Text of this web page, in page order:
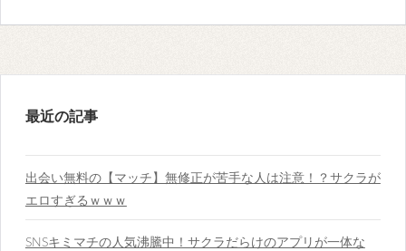
最近の記事
出会い無料の【マッチ】無修正が苦手な人は注意！？サクラが
エロすぎるｗｗｗ
SNSキミマチの人気沸騰中！サクラだらけのアプリが一体な